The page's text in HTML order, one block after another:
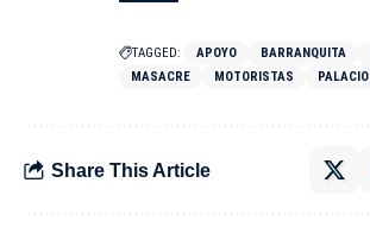
TAGGED: APOYO BARRANQUITA
MASACRE
MOTORISTAS PALACIO
Share This Article